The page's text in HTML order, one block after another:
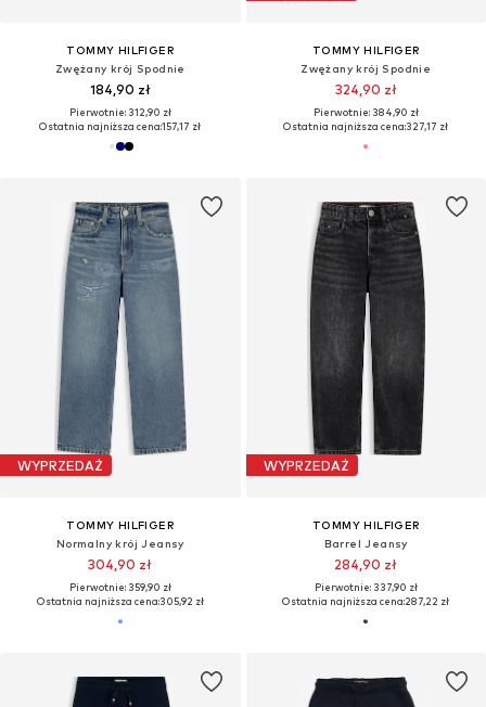
TOMMY HILFIGER
Zwężany krój Spodnie
184,90 zł
Pierwotnie: 312,90 zł
Ostatnia najniższa cena:157,17 zł
TOMMY HILFIGER
Zwężany krój Spodnie
324,90 zł
Pierwotnie: 384,90 zł
Ostatnia najniższa cena:327,17 zł
WYPRZEDAŻ
TOMMY HILFIGER
Normalny krój Jeansy
304,90 zł
Pierwotnie: 359,90 zł
Ostatnia najniższa cena:305,92 zł
WYPRZEDAŻ
TOMMY HILFIGER
Barrel Jeansy
284,90 zł
Pierwotnie: 337,90 zł
Ostatnia najniższa cena:287,22 zł